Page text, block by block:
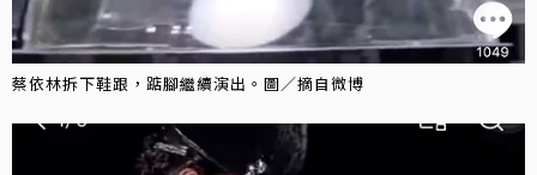
蔡依林拆下鞋跟，踮腳繼續演出。圖／摘自微博